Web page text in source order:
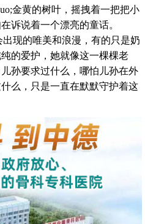
金黄的树叶，摇拽着一把把小
诉说着一个漂亮的童话。
现的唯美和浪漫，有的只是奶
的爱护，她就像这一棵棵老
孙要求过什么，哪怕儿孙在外
么，只是一直在默默守护着这